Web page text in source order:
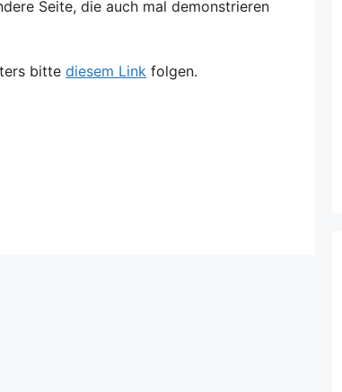
Seite, die auch mal demonstrieren
bitte diesem Link folgen.